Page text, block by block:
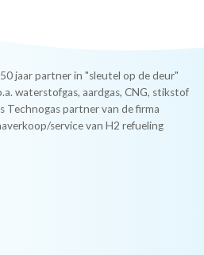
jaar partner in "sleutel op de deur"
waterstofgas, aardgas, CNG, stikstof
Technogas partner van de firma
service van H2 refueling